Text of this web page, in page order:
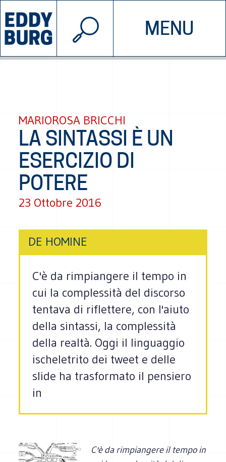
MENU
INIZIATIVE CHI SIAMO
© 2026 EDDYBURG
MARIOROSA BRICCHI
LA SINTASSI È UN
ESERCIZIO DI
POTERE
23 Ottobre 2016
DE HOMINE
C'è da rimpiangere il tempo in
cui la complessità del discorso
tentava di riflettere, con l'aiuto
della sintassi, la complessità
della realtà. Oggi il linguaggio
ischeletrito dei tweet e delle
slide ha trasformato il pensiero
in
C'è da rimpiangere il tempo in